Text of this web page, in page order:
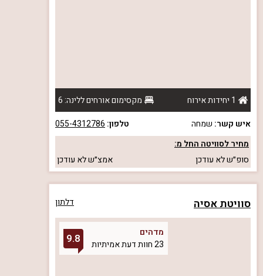
1 יחידות אירוח
מקסימום אורחים ללינה: 6
איש קשר: שמחה טלפון: 055-4312786
מחיר לסוויטה החל מ:
סופ״שלא עודכן אמצ״שלא עודכן
סוויטת אסיה דלתון
מדהים
23 חוות דעת אמיתיות
9.8